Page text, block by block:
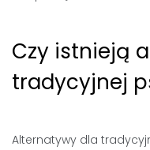
Czy istnieją
tradycyjnej
Alternatywy dla